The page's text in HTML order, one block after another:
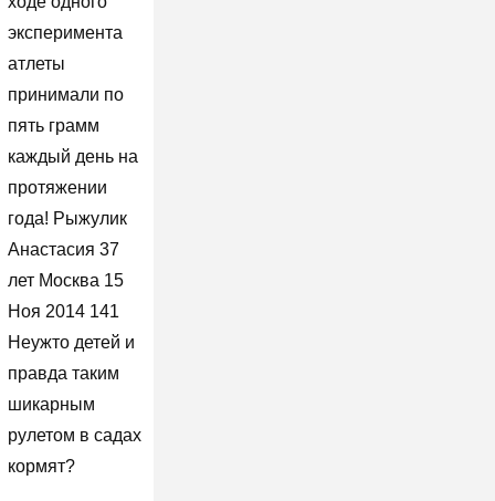
эксперимента
атлеты
принимали по
пять грамм
каждый день на
протяжении
года! Рыжулик
Анастасия 37
лет Москва 15
Ноя 2014 141
Неужто детей и
правда таким
шикарным
рулетом в садах
кормят?